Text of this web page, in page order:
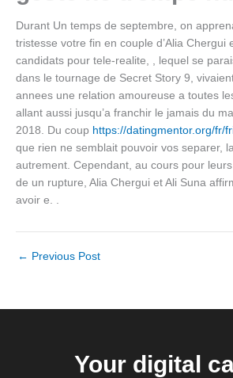
Durant Un temps de septembre, on
tristesse votre fin en couple d’Alia Chergui
candidats pour tele-realite, , lequel se
dans le tournage de Secret Story 9,
annees une relation amoureuse a toutes
allant aussi jusqu’a franchir le jamais du
2018. Du coup https://datingmentor.org/fr/
que rien ne semblait pouvoir vos separer,
autrement. Cependant, au cours pour
de un rupture, Alia Chergui et Ali Suna
avoir e. .
← Previous Post
Your digital